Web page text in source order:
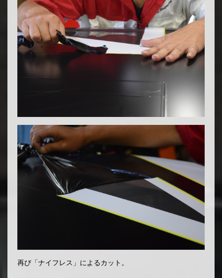
再び「ナイフレス」によるカット。